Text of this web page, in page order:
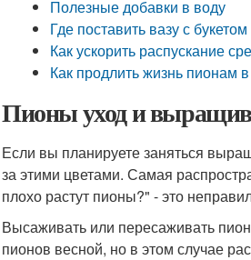
Полезные добавки в воду
Где поставить вазу с букетом
Как ускорить распускание
Как продлить жизнь пионам
Пионы уход и
Если вы планируете заняться
за этими цветами. Самая
плохо растут пионы?" - это
Высаживать или пересаживать
пионов весной, но в этом случае